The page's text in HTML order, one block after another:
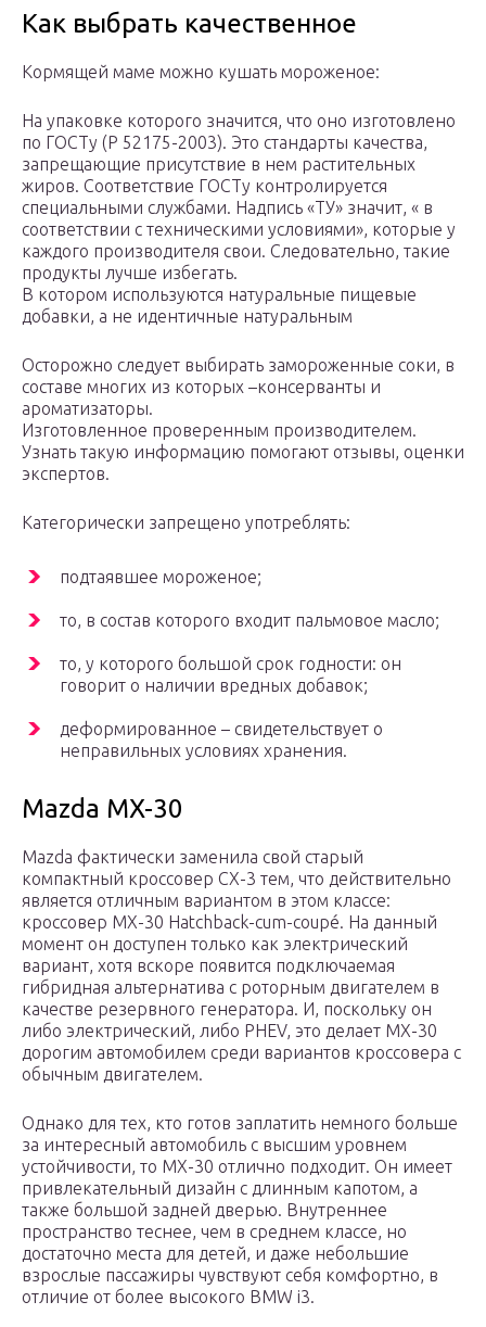
Как выбрать качественное
Кормящей маме можно кушать мороженое:
На упаковке которого значится, что оно изготовлено
по ГОСТу (Р 52175-2003). Это стандарты качества,
запрещающие присутствие в нем растительных
жиров. Соответствие ГОСТу контролируется
специальными службами. Надпись «ТУ» значит, « в
соответствии с техническими условиями», которые у
каждого производителя свои. Следовательно, такие
продукты лучше избегать.
В котором используются натуральные пищевые
добавки, а не идентичные натуральным
Осторожно следует выбирать замороженные соки, в
составе многих из которых –консерванты и
ароматизаторы.
Изготовленное проверенным производителем.
Узнать такую информацию помогают отзывы, оценки
экспертов.
Категорически запрещено употреблять:
подтаявшее мороженое;
то, в состав которого входит пальмовое масло;
то, у которого большой срок годности: он
говорит о наличии вредных добавок;
деформированное – свидетельствует о
неправильных условиях хранения.
Mazda MX-30
Mazda фактически заменила свой старый
компактный кроссовер CX-3 тем, что действительно
является отличным вариантом в этом классе:
кроссовер MX-30 Hatchback-cum-coupé. На данный
момент он доступен только как электрический
вариант, хотя вскоре появится подключаемая
гибридная альтернатива с роторным двигателем в
качестве резервного генератора. И, поскольку он
либо электрический, либо PHEV, это делает MX-30
дорогим автомобилем среди вариантов кроссовера с
обычным двигателем.
Однако для тех, кто готов заплатить немного больше
за интересный автомобиль с высшим уровнем
устойчивости, то MX-30 отлично подходит. Он имеет
привлекательный дизайн с длинным капотом, а
также большой задней дверью. Внутреннее
пространство теснее, чем в среднем классе, но
достаточно места для детей, и даже небольшие
взрослые пассажиры чувствуют себя комфортно, в
отличие от более высокого BMW i3.